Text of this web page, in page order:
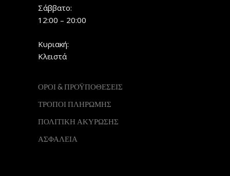
Σάββατο:
12:00 – 20:00
Κυριακή:
Κλειστά
ΟΡΟΙ & ΠΡΟΫΠΟΘΕΣΕΙΣ
ΤΡΟΠΟΙ ΠΛΗΡΩΜΗΣ
ΠΟΛΙΤΙΚΗ ΑΚΥΡΩΣΗΣ
ΑΣΦΑΛΕΙΑ